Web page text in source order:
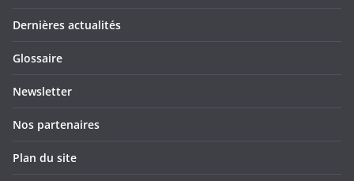
Dernières actualités
Glossaire
Newsletter
Nos partenaires
Plan du site